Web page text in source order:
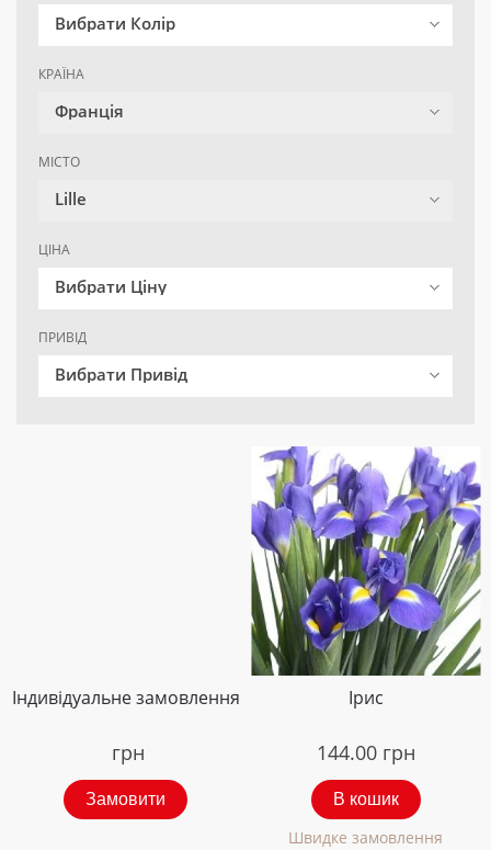
Вибрати Колір
КРАЇНА
Франція
МІСТО
Lille
ЦІНА
Вибрати Ціну
ПРИВІД
Вибрати Привід
Індивідуальне замовлення
грн
Замовити
Ірис
144.00 грн
В кошик
Швидке замовлення